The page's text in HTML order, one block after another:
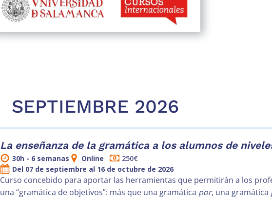
SEPTIEMBRE 2026
La enseñanza de la gramática a los alumnos de
30h - 6 semanas Online
250€
Del 07 de septiembre al 16 de octubre de 2026
Curso concebido para aportar las herramientas que permitirán a los
una “gramática de objetivos”: más que una gramática por, una gramática